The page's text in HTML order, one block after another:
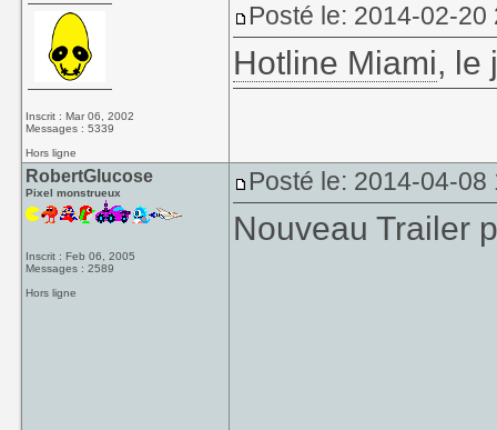
Inscrit : Mar 06, 2002
Messages : 5339
Hors ligne
Posté le: 2014-02-20
Hotline Miami, le
RobertGlucose
Pixel monstrueux
Inscrit : Feb 06, 2005
Messages : 2589
Hors ligne
Posté le: 2014-04-
Nouveau Trailer